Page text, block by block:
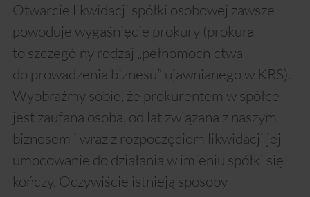
Otwarcie likwidacji spółki osobowej zawsze
powoduje wygaśnięcie prokury (prokura
to szczególny rodzaj „pełnomocnictwa
do prowadzenia biznesu” ujawnianego w KRS).
Wyobraźmy sobie, że prokurentem w spółce
jest zaufana osoba, od lat związana z naszym
biznesem i wraz z rozpoczęciem likwidacji jej
umocowanie do działania w imieniu spółki się
kończy. Oczywiście istnieją sposoby